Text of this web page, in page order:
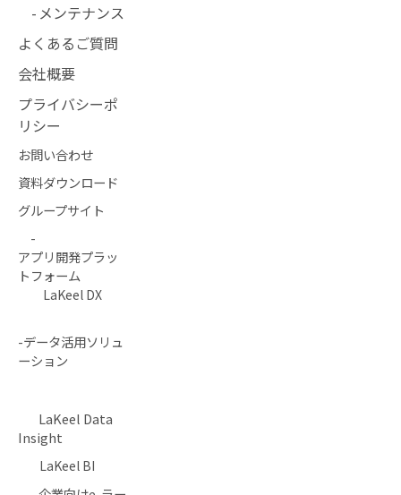
メンテナンス
よくあるご質問
会社概要
プライバシーポ
リシー
お問い合わせ
資料ダウンロード
グループサイト
-
アプリ開発プラッ
トフォーム
LaKeel DX
-データ活用ソリュ
ーション
LaKeel Data
Insight
LaKeel BI